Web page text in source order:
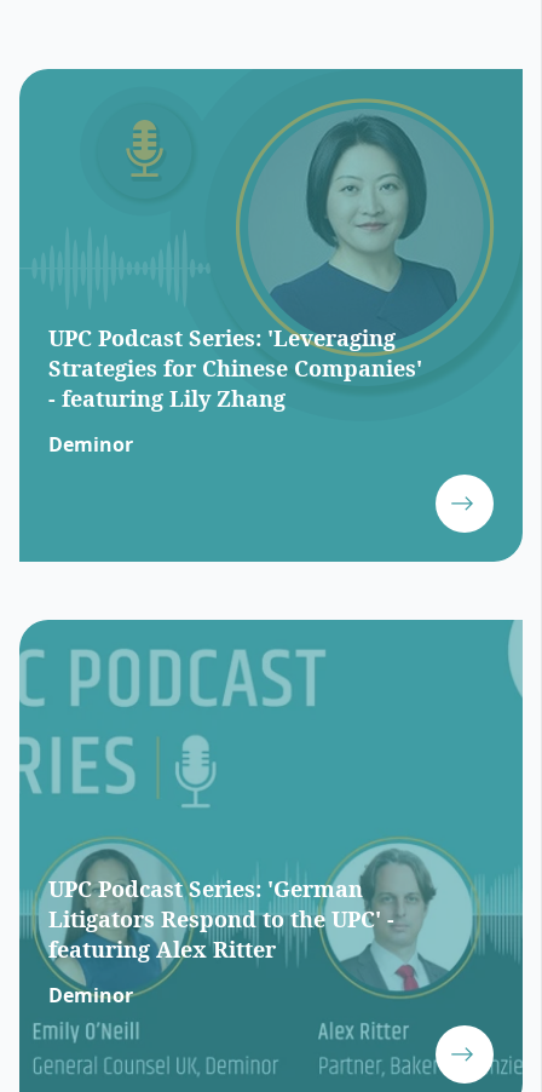
UPC Podcast Series: 'Leveraging
Strategies for Chinese Companies'
- featuring Lily Zhang
Deminor
UPC Podcast Series: 'German
Litigators Respond to the UPC' -
featuring Alex Ritter
Deminor